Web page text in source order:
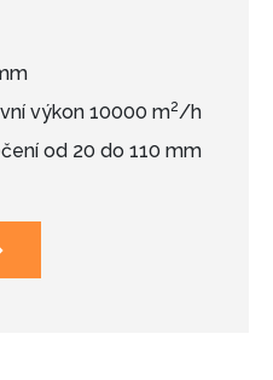
výkon 10000 m2/h
od 20 do 110 mm